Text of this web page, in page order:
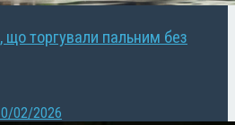
що торгували пальним без
02/2026